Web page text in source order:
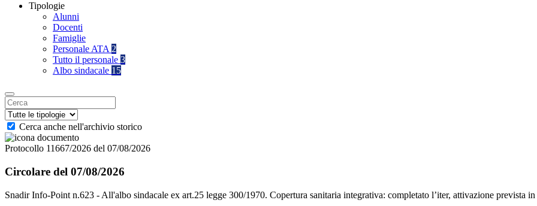
Tipologie
Alunni
Docenti
Famiglie
Personale ATA 2
Tutto il personale 3
Albo sindacale 15
Cerca anche nell'archivio storico
Protocollo 11667/2026 del 07/08/2026
Circolare del 07/08/2026
Snadir Info-Point n.623 - All'albo sindacale ex art.25 legge 300/1970. Copertura sanitaria integrativa: completato l’iter, attivazione prevista